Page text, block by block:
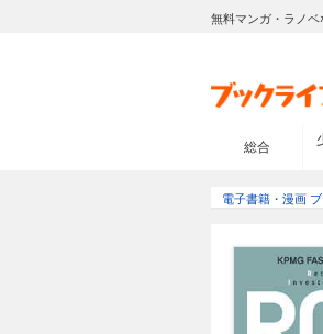
無料マンガ・ラノ
総合
電子書籍・漫画